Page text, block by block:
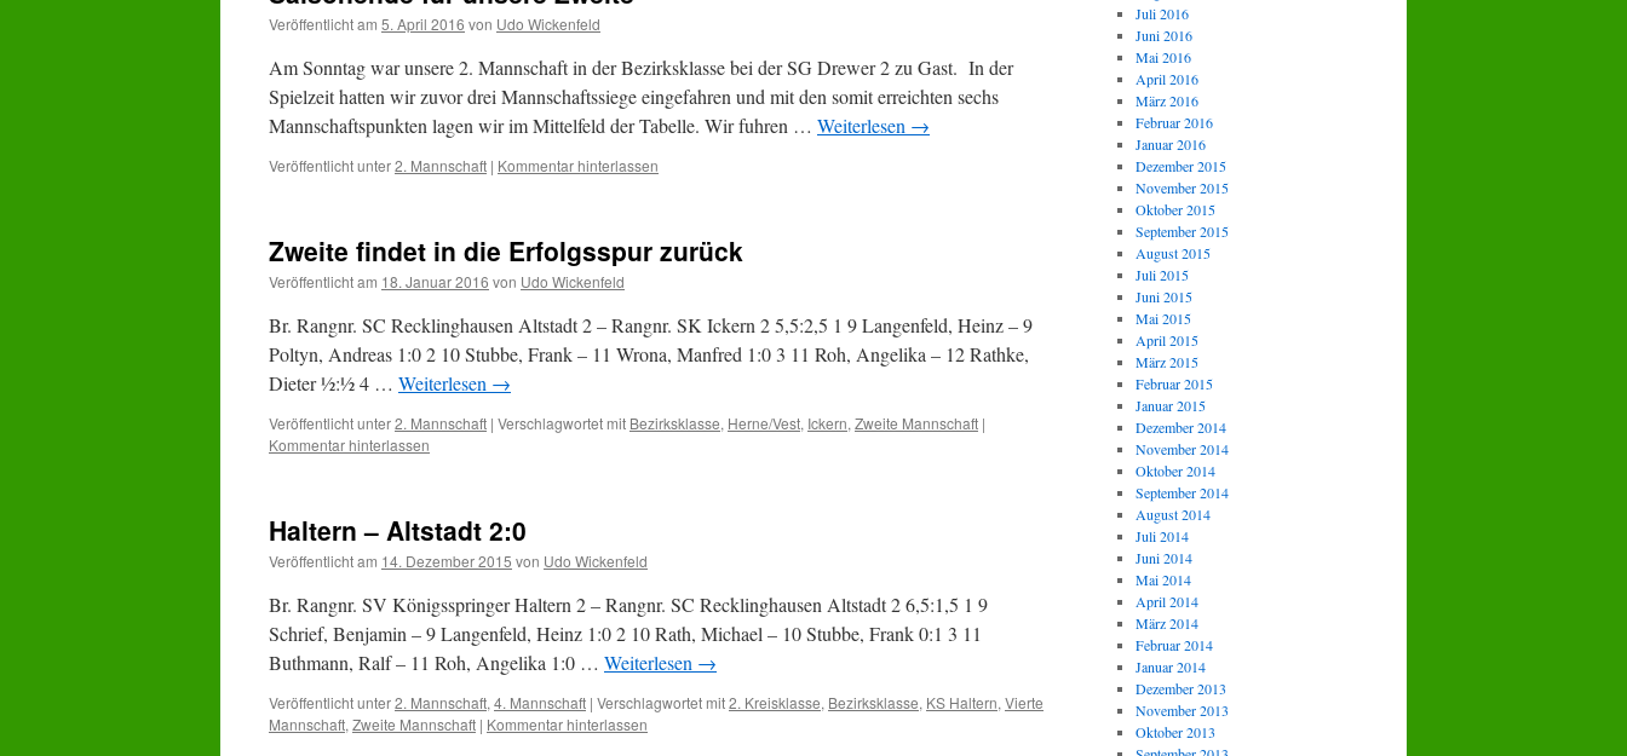
Veröffentlicht am 5. April 2016 von Udo Wickenfeld
Am Sonntag war unsere 2. Mannschaft in der Bezirksklasse bei der SG Drewer 2 zu Gast. In der
Spielzeit hatten wir zuvor drei Mannschaftssiege eingefahren und mit den somit erreichten sechs
Mannschaftspunkten lagen wir im Mittelfeld der Tabelle. Wir fuhren … Weiterlesen →
Veröffentlicht unter2. Mannschaft | Kommentar hinterlassen
Zweite findet in die Erfolgsspur zurück
Veröffentlicht am 18. Januar 2016 von Udo Wickenfeld
Br. Rangnr. SC Recklinghausen Altstadt 2 – Rangnr. SK Ickern 2 5,5:2,5 1 9 Langenfeld, Heinz – 9
Poltyn, Andreas 1:0 2 10 Stubbe, Frank – 11 Wrona, Manfred 1:0 3 11 Roh, Angelika – 12 Rathke,
Dieter ½:½ 4 … Weiterlesen →
Veröffentlicht unter2. Mannschaft | Verschlagwortet mit Bezirksklasse, Herne/Vest, Ickern, Zweite Mannschaft |
Kommentar hinterlassen
Haltern – Altstadt 2:0
Veröffentlicht am 14. Dezember 2015 von Udo Wickenfeld
Br. Rangnr. SV Königsspringer Haltern 2 – Rangnr. SC Recklinghausen Altstadt 2 6,5:1,5 1 9
Schrief, Benjamin – 9 Langenfeld, Heinz 1:0 2 10 Rath, Michael – 10 Stubbe, Frank 0:1 3 11
Buthmann, Ralf – 11 Roh, Angelika 1:0 … Weiterlesen →
Veröffentlicht unter2. Mannschaft, 4. Mannschaft | Verschlagwortet mit2. Kreisklasse, Bezirksklasse, KS Haltern, Vierte
Mannschaft, Zweite Mannschaft | Kommentar hinterlassen
Juli 2016
Juni 2016
Mai 2016
April 2016
März 2016
Februar 2016
Januar 2016
Dezember 2015
November 2015
Oktober 2015
September 2015
August 2015
Juli 2015
Juni 2015
Mai 2015
April 2015
März 2015
Februar 2015
Januar 2015
Dezember 2014
November 2014
Oktober 2014
September 2014
August 2014
Juli 2014
Juni 2014
Mai 2014
April 2014
März 2014
Februar 2014
Januar 2014
Dezember 2013
November 2013
Oktober 2013